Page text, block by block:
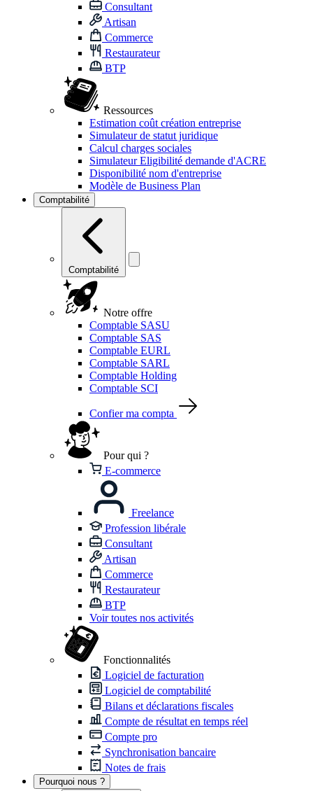
Consultant
Artisan
Commerce
Restaurateur
BTP
Ressources
Estimation coût création entreprise
Simulateur de statut juridique
Calcul charges sociales
Simulateur Eligibilité demande d'ACRE
Disponibilité nom d'entreprise
Modèle de Business Plan
Comptabilité
Comptabilité
Notre offre
Comptable SASU
Comptable SAS
Comptable EURL
Comptable SARL
Comptable Holding
Comptable SCI
Confier ma compta
Pour qui ?
E-commerce
Freelance
Profession libérale
Consultant
Artisan
Commerce
Restaurateur
BTP
Voir toutes nos activités
Fonctionnalités
Logiciel de facturation
Logiciel de comptabilité
Bilans et déclarations fiscales
Compte de résultat en temps réel
Compte pro
Synchronisation bancaire
Notes de frais
Pourquoi nous ?